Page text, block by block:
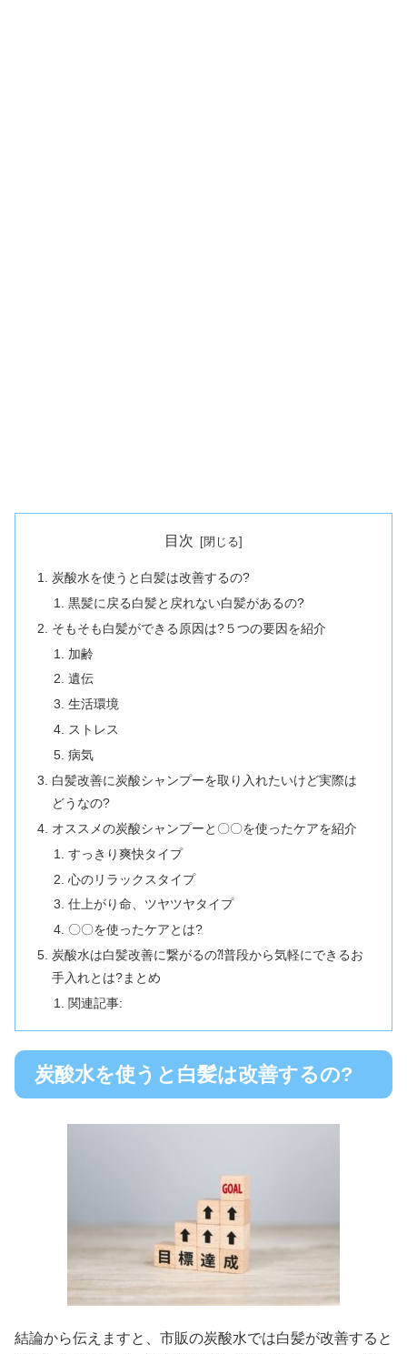
目次
炭酸水を使うと白髪は改善するの?
黒髪に戻る白髪と戻れない白髪があるの?
そもそも白髪ができる原因は?５つの要因を紹介
加齢
遺伝
生活環境
ストレス
病気
白髪改善に炭酸シャンプーを取り入れたいけど実際は
どうなの?
オススメの炭酸シャンプーと〇〇を使ったケアを紹介
すっきり爽快タイプ
心のリラックスタイプ
仕上がり命、ツヤツヤタイプ
〇〇を使ったケアとは?
炭酸水は白髪改善に繋がるの⁈普段から気軽にできるお
手入れとは?まとめ
関連記事:
炭酸水を使うと白髪は改善するの?
結論から伝えますと、市販の炭酸水では白髪が改善すると